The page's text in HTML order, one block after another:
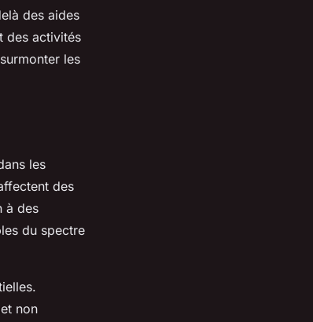
des aides
des activités
les
les
des
à des
du spectre
non